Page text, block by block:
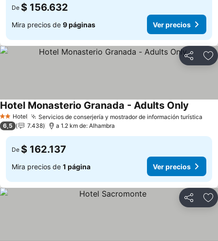
De $ 156.632
Mira precios de 9 páginas Ver precios
Compartir
2 Estrellas
Hotel Servicios de conserjería y mostrador de información turística
Hotel Monasterio Granada - Adults Only
6,5 7.438 a 1.2 km de: Alhambra
De $ 162.137
Mira precios de 1 página Ver precios
Compartir